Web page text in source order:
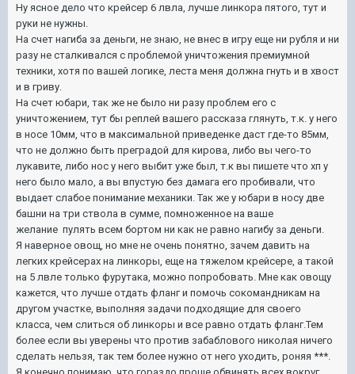
Ну ясное дело что крейсер 6 лвла, лучше линкора пятого, тут и
руки не нужны.
На счет нагиба за деньги, не знаю, не внес в игру еще ни рубля и ни
разу не сталкивался с проблемой уничтожения премиумной
техники, хотя по вашей логике, леста меня должна гнуть и в хвост
и в гриву.
На счет юбари, так же не было ни разу проблем его с
уничтожением, тут бы реплей вашего рассказа глянуть, т.к. у него
в носе 10мм, что в максимальной приведенке даст где-то 85мм,
что не должно быть преградой для кирова, либо вы чего-то
лукавите, либо нос у него выбит уже был, т.к вы пишете что хп у
него было мало, а вы впустую без дамага его пробивали, что
выдает слабое понимание механики. Так же у юбари в носу две
башни на три ствола в сумме, помноженное на ваше
желание пулять всем бортом ни как не равно нагибу за деньги.
Я наверное овощ, но мне не очень понятно, зачем давить на
легких крейсерах на линкоры, еще на тяжелом крейсере, а такой
на 5 лвле только фурутака, можно попробовать. Мне как овощу
кажется, что лучше отдать фланг и помочь сокомандникам на
другом участке, выполняя задачи подходящие для своего
класса, чем слиться об линкоры и все равно отдать фланг.Тем
более если вы уверены что против забаблового николая ничего
сделать нельзя, так тем более нужно от него уходить, роняя ***.